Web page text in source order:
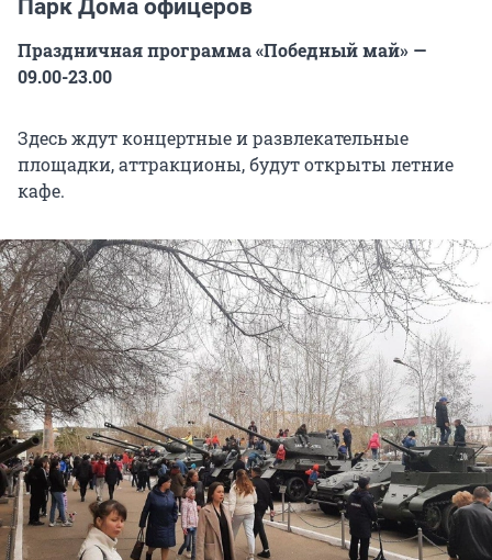
Парк Дома офицеров
Праздничная программа «Победный май» —
09.00-23.00
Здесь ждут концертные и развлекательные
площадки, аттракционы, будут открыты летние
кафе.